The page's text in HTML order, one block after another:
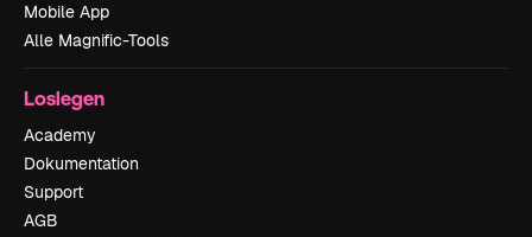
Mobile App
Alle Magnific-Tools
Loslegen
Academy
Dokumentation
Support
AGB